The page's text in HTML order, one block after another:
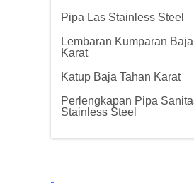
Pipa Las Stainless Steel
Lembaran Kumparan
Karat
Katup Baja Tahan Karat
Perlengkapan Pipa
Stainless Steel